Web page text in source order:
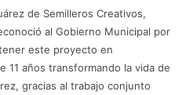
de Semilleros Creativos,
al Gobierno Municipal por
este proyecto en
11 años transformando la vida de
gracias al trabajo conjunto